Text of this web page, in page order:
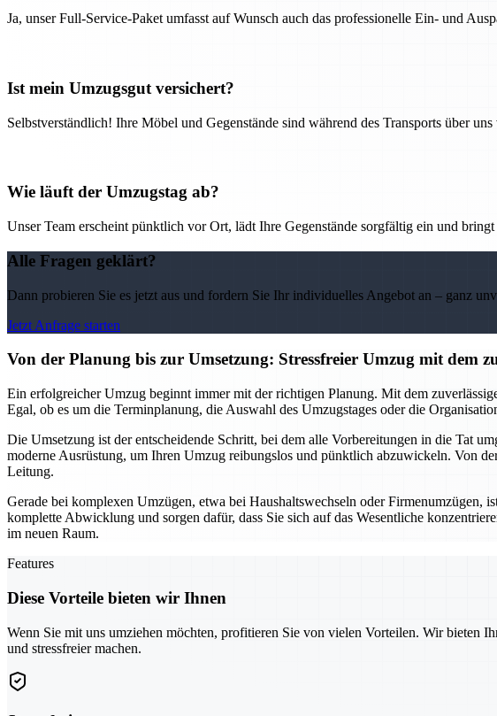
Ja, unser Full-Service-Paket umfasst auf Wunsch auch das professionelle Ein- und
Ist mein Umzugsgut versichert?
Selbstverständlich! Ihre Möbel und Gegenstände sind während des Transports über uns
Wie läuft der Umzugstag ab?
Unser Team erscheint pünktlich vor Ort, lädt Ihre Gegenstände sorgfältig ein und
Alle Fragen geklärt?
Dann probieren Sie es jetzt aus und fordern Sie Ihr individuelles Angebot an – ganz
Jetzt Anfrage starten
Von der Planung bis zur Umsetzung: Stressfreier Umzug mit dem
Ein erfolgreicher Umzug beginnt immer mit der richtigen Planung. Mit dem
Egal, ob es um die Terminplanung, die Auswahl des Umzugstages oder die
Die Umsetzung ist der entscheidende Schritt, bei dem alle Vorbereitungen in die Tat
moderne Ausrüstung, um Ihren Umzug reibungslos und pünktlich abzuwickeln. Von
Leitung.
Gerade bei komplexen Umzügen, etwa bei Haushaltswechseln oder Firmenumzügen,
komplette Abwicklung und sorgen dafür, dass Sie sich auf das Wesentliche
im neuen Raum.
Features
Diese Vorteile bieten wir Ihnen
Wenn Sie mit uns umziehen möchten, profitieren Sie von vielen Vorteilen. Wir bieten
und stressfreier machen.